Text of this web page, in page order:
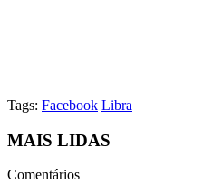
Tags: Facebook Libra
MAIS LIDAS
Comentários